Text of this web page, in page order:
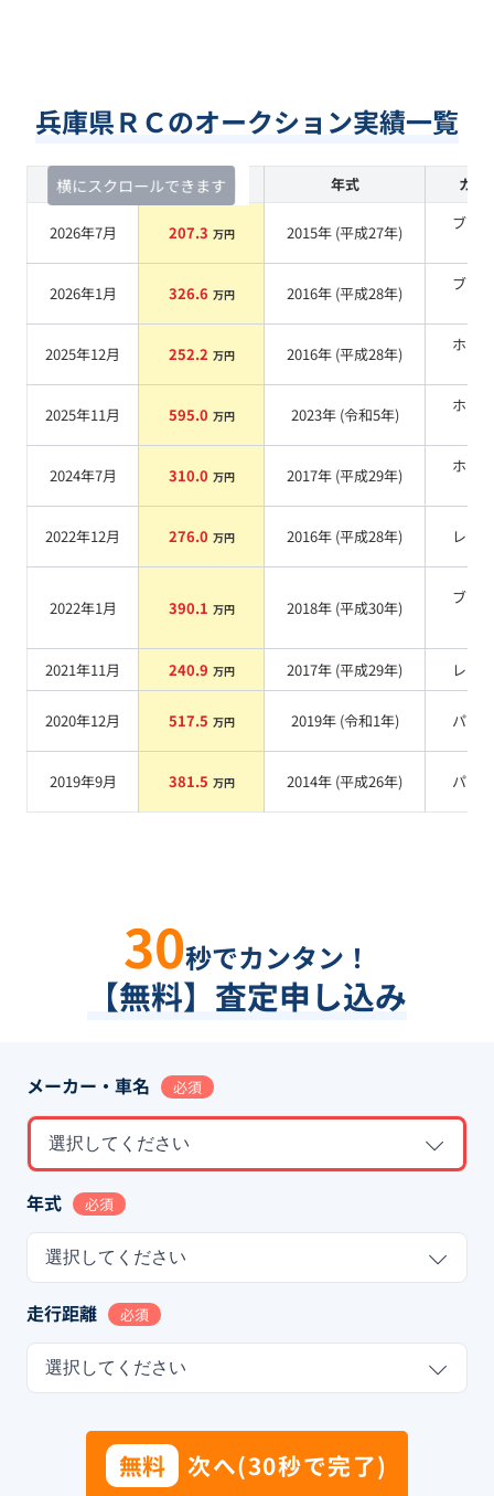
兵庫県ＲＣのオークション実績一覧
横にスクロールできます
査定時期 セルカ実績 年式 カラ
2026年7月 207.3 万円 2015年 (平成27年)
ブラ
2026年1月 326.6 万円 2016年 (平成28年)
ブラ
2025年12月 252.2 万円 2016年 (平成28年)
ホワ
2025年11月 595.0 万円 2023年 (令和5年)
ホワ
2024年7月 310.0 万円 2017年 (平成29年)
ホワ
2022年12月 276.0 万円 2016年 (平成28年) レッド
2022年1月 390.1 万円 2018年 (平成30年)
ブラ
2021年11月 240.9 万円 2017年 (平成29年) レッド
2020年12月 517.5 万円 2019年 (令和1年) パール
2019年9月 381.5 万円 2014年 (平成26年) パール
30秒でカンタン！
【無料】査定申し込み
メーカー・車名 必須
選択してください
年式 必須
選択してください
走行距離 必須
選択してください
無料 次へ(30秒で完了)